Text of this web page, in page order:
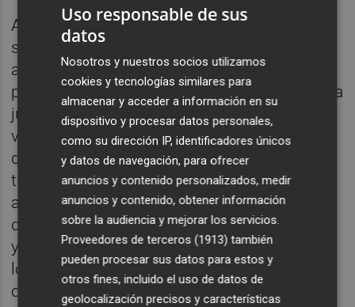
Aptur CV insiste en que el legítimo debate
sobre modelo urbano, convivencia y acceso
a la vivienda nunca puede servir de coartada
para criminalizar a un sector concreto ni para
justificar, de forma explícita o velada, la
violencia, el señalamiento de negocios o la
destrucción de patrimonio privado. “El
turismo y las actividades vinculadas al
alojamiento turístico forman parte esencial
de la economía valenciana, generan empleo
y riqueza, y deben abordarse desde el rigor,
los datos y la planificación, no desde el odio
o el simple cálculo electoral”, explican.
Uso responsable de sus
datos
Nosotros y nuestros socios utilizamos
cookies y tecnologías similares para
almacenar y acceder a información en su
dispositivo y procesar datos personales,
como su dirección IP, identificadores únicos
y datos de navegación, para ofrecer
anuncios y contenido personalizados, medir
anuncios y contenido, obtener información
sobre la audiencia y mejorar los servicios.
Proveedores de terceros (1913) también
pueden procesar sus datos para estos y
otros fines, incluido el uso de datos de
geolocalización precisos y características